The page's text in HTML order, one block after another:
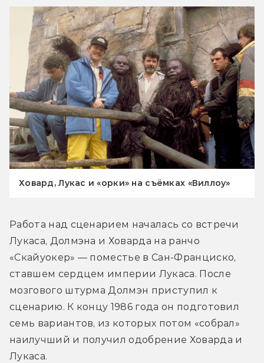
Ховард, Лукас и «орки» на съёмках «Виллоу»
Работа над сценарием началась со встречи
Лукаса, Долмэна и Ховарда на ранчо
«Скайуокер» — поместье в Сан-Франциско,
ставшем сердцем империи Лукаса. После
мозгового штурма Долмэн приступил к
сценарию. К концу 1986 года он подготовил
семь вариантов, из которых потом «собрал»
наилучший и получил одобрение Ховарда и
Лукаса.